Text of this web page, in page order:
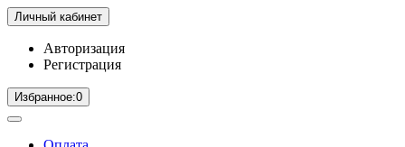
Личный кабинет
Авторизация
Регистрация
Избранное:0